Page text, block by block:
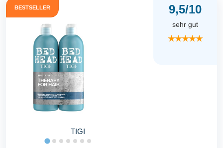
BESTSELLER
TIGI
9,5/10
sehr gut
★★★★★